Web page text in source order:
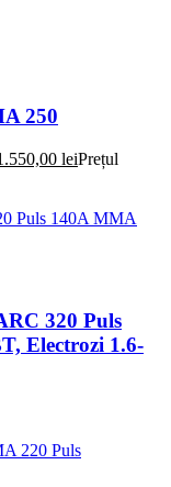
250
leiPrețul
320 Puls
Electrozi 1.6-